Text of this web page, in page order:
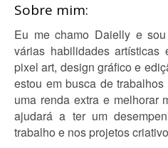
Sobre mim:
Eu me chamo Daielly e
várias habilidades artísticas
pixel art, design gráfico e
estou em busca de
uma renda extra e melhorar
ajudará a ter um
trabalho e nos projetos